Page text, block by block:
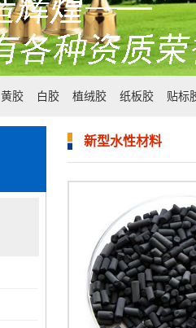
黄胶 白胶 植绒胶 纸板胶 贴标
新型水性材料